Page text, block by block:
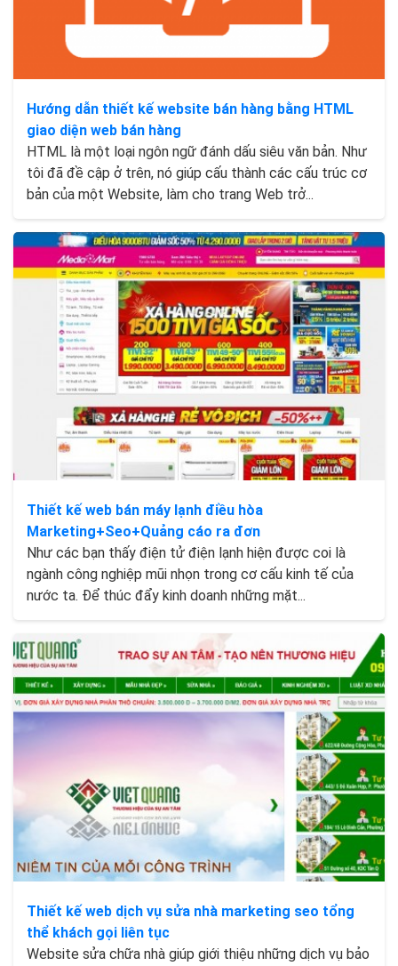
Hướng dẫn thiết kế website bán hàng bằng HTML
giao diện web bán hàng
HTML là một loại ngôn ngữ đánh dấu siêu văn bản. Như
tôi đã đề cập ở trên, nó giúp cấu thành các cấu trúc cơ
bản của một Website, làm cho trang Web trở...
Thiết kế web bán máy lạnh điều hòa
Marketing+Seo+Quảng cáo ra đơn
Như các bạn thấy điện tử điện lạnh hiện được coi là
ngành công nghiệp mũi nhọn trong cơ cấu kinh tế của
nước ta. Để thúc đẩy kinh doanh những mặt...
Thiết kế web dịch vụ sửa nhà marketing seo tổng
thể khách gọi liên tục
Website sửa chữa nhà giúp giới thiệu những dịch vụ bảo